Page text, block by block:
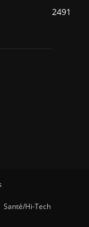
2491
Santé/Hi-Tech